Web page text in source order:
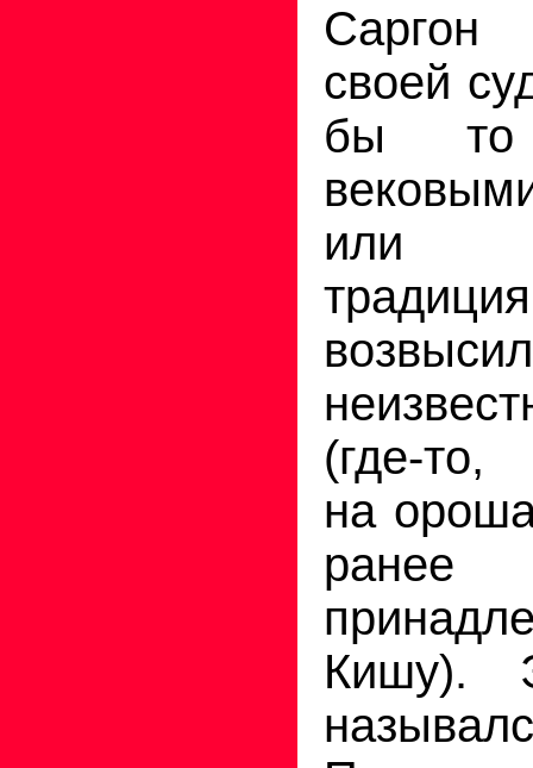
своей
бы
или
(где-то,
на
ранее
Кишу).